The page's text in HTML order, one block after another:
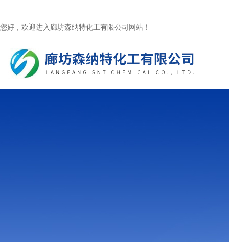
您好，欢迎进入廊坊森纳特化工有限公司网站！